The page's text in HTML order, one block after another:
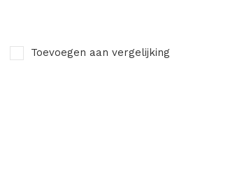
Toevoegen aan vergelijking